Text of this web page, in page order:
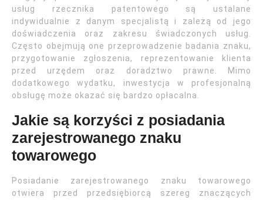
usług rzecznika patentowego są ustalane
indywidualnie z danym specjalistą i zależą od jego
doświadczenia oraz zakresu świadczonych usług.
Często obejmują one przeprowadzenie badania znaku,
przygotowanie zgłoszenia, reprezentowanie klienta
przed urzędem oraz doradztwo prawne. Mimo
dodatkowego wydatku, inwestycja w profesjonalną
obsługę może okazać się bardzo opłacalna.
Jakie są korzyści z posiadania
zarejestrowanego znaku
towarowego
Posiadanie zarejestrowanego znaku towarowego
otwiera przed przedsiębiorcą szereg znaczących